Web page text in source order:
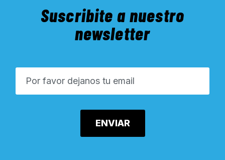
Suscribite a nuestro
newsletter